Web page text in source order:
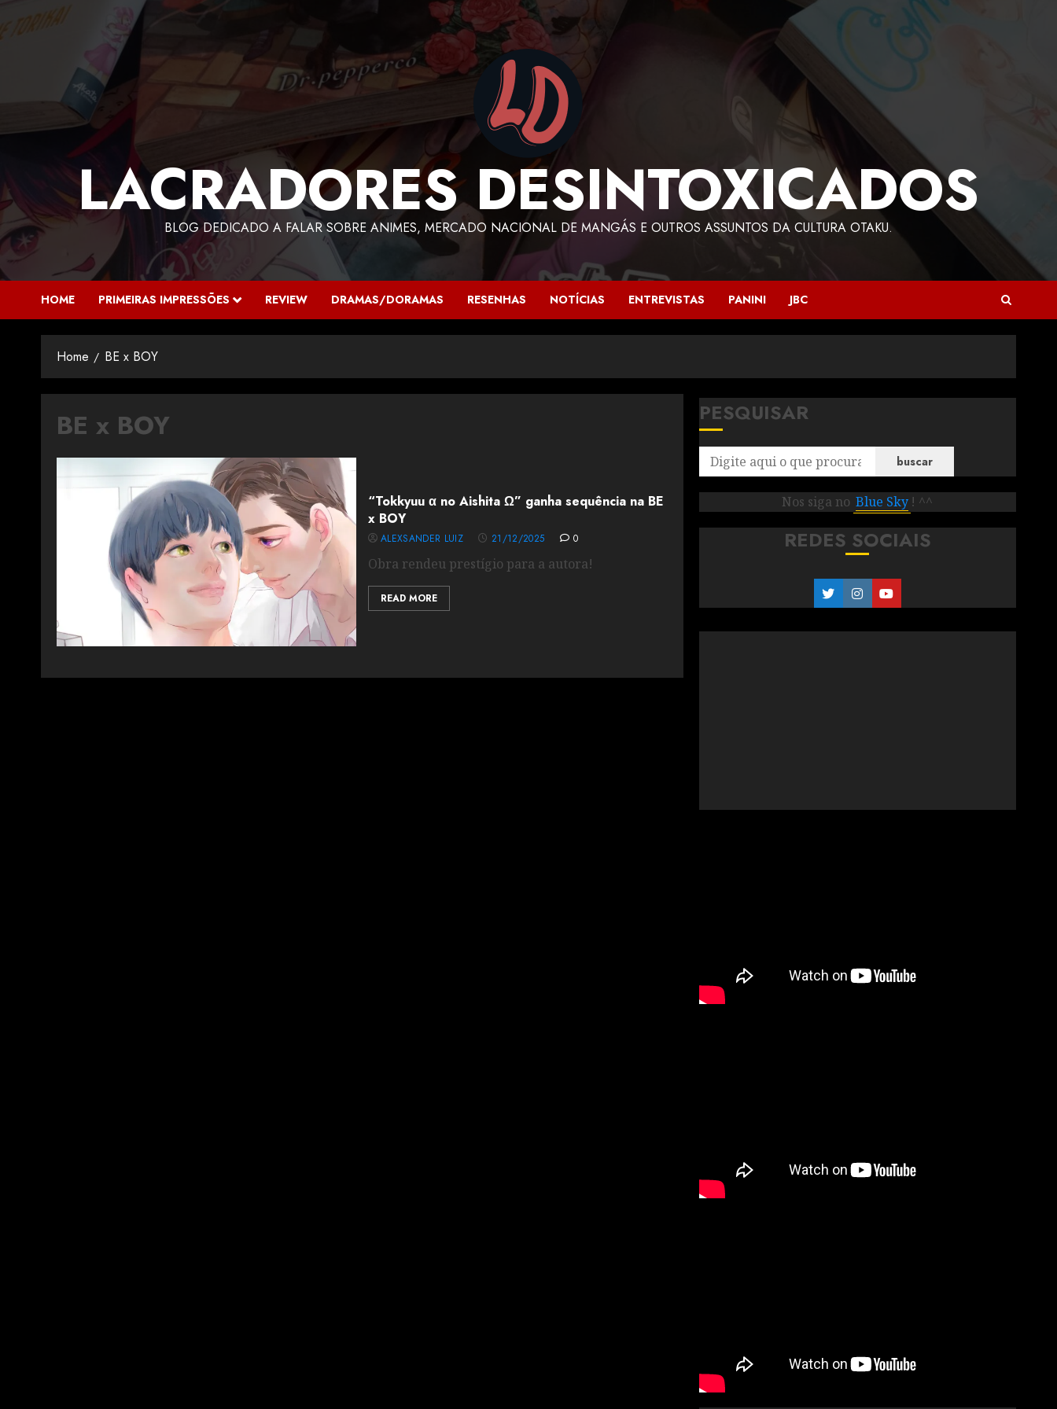
LACRADORES DESINTOXICADOS
BLOG DEDICADO A FALAR SOBRE ANIMES, MERCADO NACIONAL DE MANGÁS E OUTROS ASSUNTOS DA CULTURA OTAKU.
HOME PRIMEIRAS IMPRESSÕES REVIEW DRAMAS/DORAMAS RESENHAS NOTÍCIAS ENTREVISTAS PANINI JBC
Home BE x BOY
BE x BOY
“Tokkyuu α no Aishita Ω” ganha sequência na BE
x BOY
ALEXSANDER LUIZ 21/12/2025 0
Obra rendeu prestígio para a autora!
READ MORE
PESQUISAR
buscar
Nos siga no Blue Sky ! ^^
REDES SOCIAIS